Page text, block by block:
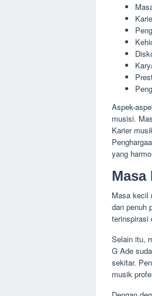
Aspek-
musisi.
Karier
yang
Masa
Masa kecil
dan penuh
terinspirasi
Selain itu,
G Ade
sekitar.
musik